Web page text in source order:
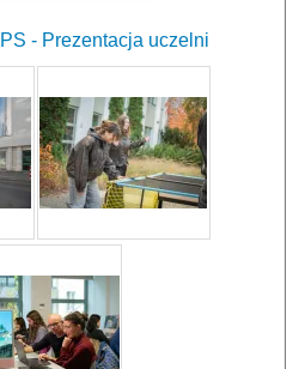
- Prezentacja uczelni